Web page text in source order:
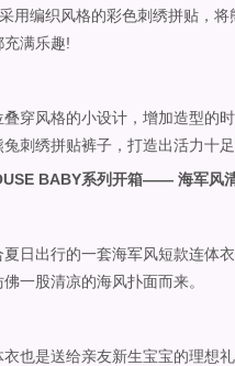
编织风格的彩色刺绣拼贴，将
满乐趣!
风格的小设计，增加造型的时
刺绣拼贴裤子，打造出活力十足
BABY系列开箱—— 海军风
出行的一套海军风短款连体衣
一股清凉的海风扑面而来。
是送给亲友新生宝宝的理想礼